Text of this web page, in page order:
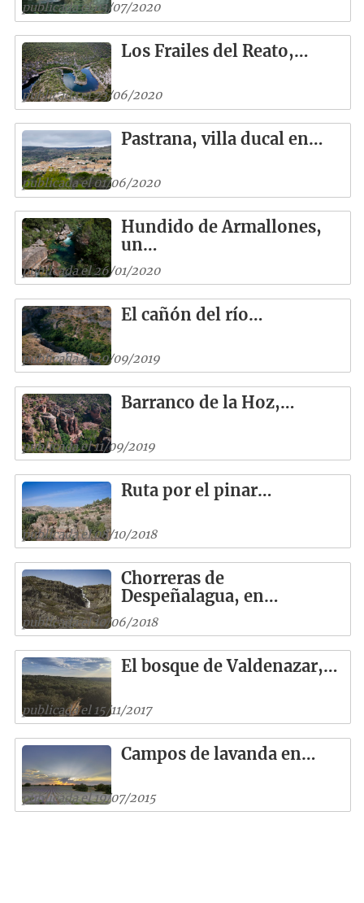
publicada el 03/07/2020
Los Frailes del Reato,…
publicada el 23/06/2020
Pastrana, villa ducal en…
publicada el 01/06/2020
Hundido de Armallones,
un…
publicada el 26/01/2020
El cañón del río…
publicada el 29/09/2019
Barranco de la Hoz,…
publicada el 11/09/2019
Ruta por el pinar…
publicada el 08/10/2018
Chorreras de
Despeñalagua, en…
publicada el 10/06/2018
El bosque de Valdenazar,…
publicada el 15/11/2017
Campos de lavanda en…
publicada el 19/07/2015